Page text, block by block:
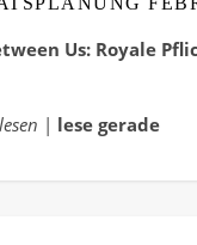
Us: Royale
| lese gerade